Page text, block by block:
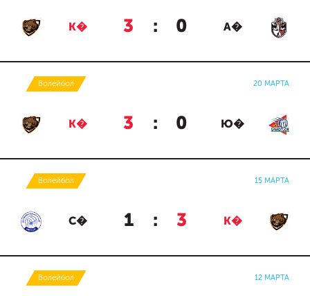
К� 3 : 0 А�
Волейбол 20 МАРТА
К� 3 : 0 Ю�
Волейбол 15 МАРТА
С� 1 : 3 К�
Волейбол 12 МАРТА